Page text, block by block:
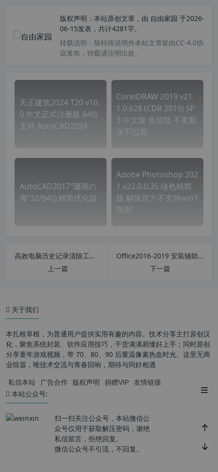
版权声明： 本站原创文章，由 自由家园 于2026-
06-15发表，共计4281字。
转载说明： 除特殊说明外本站文章皆由CC-4.0协
议发布，转载请注明出处。
天正建筑2024 T20 v10.
0 中文正式注册版 64位
支持 AutoCAD2024
CorelDRAW 2019 v21.
1.0.628 (CDR 2019) SP
3 中文版 免登陆 不更新
永不过期
AutoCAD2017“珊瑚の
海”32/64位精简优化版
Adobe Photoshop 202
1 v22.0.0.35 绿色精简
版 解除官方不支持win7
限制
高效电脑历史记录清除工具 CleanAfterMe v1.37 汉化中文绿色版
上一篇
Office2016-2019 安装辅助工具 Office Tool Plus v8.3.1 正式版
下一篇
Photoshop 2024 新增功能
PS 最强工具之一，神经网络滤
镜离线安装包，支持 winPS 2024 的
Neural Filters 神经滤镜
资源下载链接：
关于我们
本扎根草根，为普通用户提供实用有趣的内容。技术分享主打原创汉
化，聚焦系统封装、软件应用技巧，干货满满易懂好上手；同时原创
分享童年游戏视频，带 70、80、90 后重温像素热血时光。这里无商
业喧嚣，唯技术交流与青春回响，期待与同好相遇
私信本站 广告合作 版权声明 捐赠VIP 友情链接
本站公众号:
扫一扫关注公众号，本站微信公
众号仅用于获取解压密码，谢绝
私信留言，拒绝回复。
微信公众号不引流，不回复。